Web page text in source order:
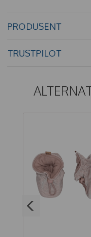
PRODUSENT
TRUSTPILOT